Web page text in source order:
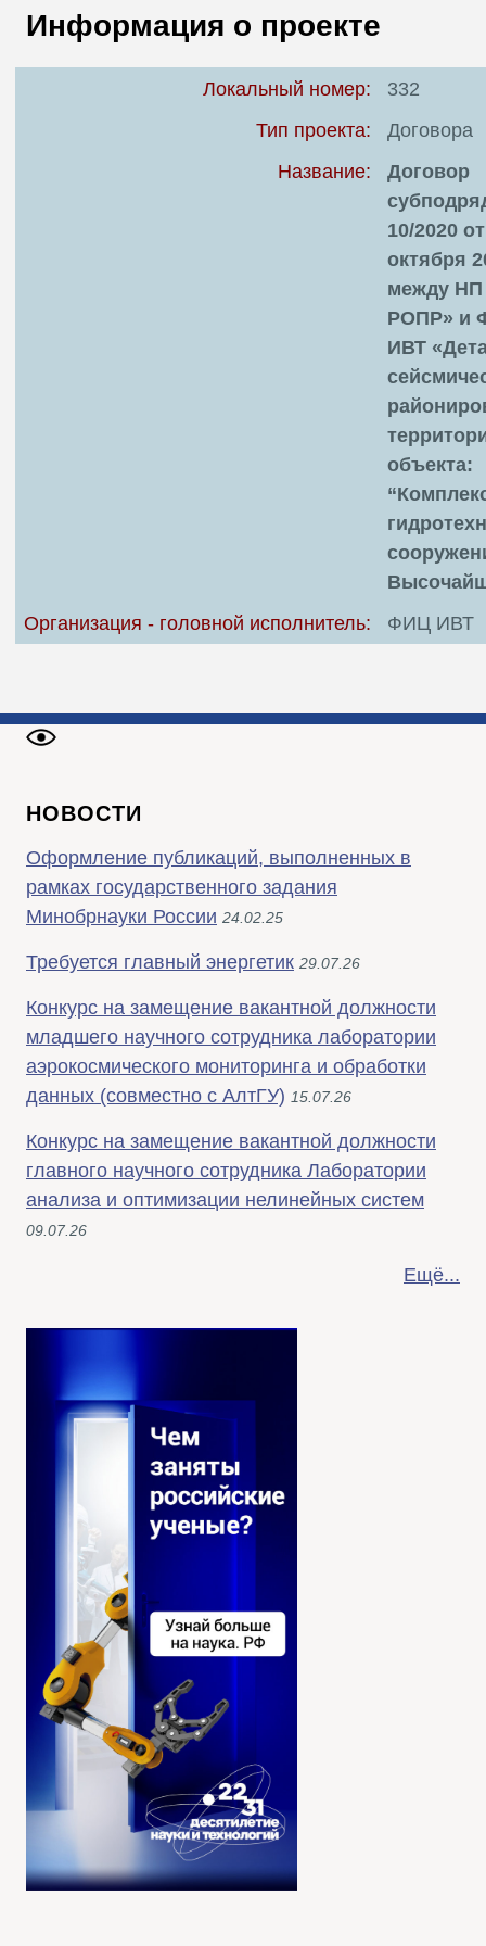
Т
Информация о проекте
Локальный номер:
332
Тип проекта:
Договора
Название:
Договор
10/2020
октября
между
РОПР» и
ИВТ
объекта:
Организация - головной исполнитель:
ФИЦ ИВТ
НОВОСТИ
Оформление публикаций, выполненных в
рамках государственного задания
Минобрнауки России 24.02.25
Требуется главный энергетик 29.07.26
Конкурс на замещение вакантной должности
младшего научного сотрудника лаборатории
аэрокосмического мониторинга и обработки
данных (совместно с АлтГУ) 15.07.26
Конкурс на замещение вакантной должности
главного научного сотрудника Лаборатории
анализа и оптимизации нелинейных систем
09.07.26
Ещё...